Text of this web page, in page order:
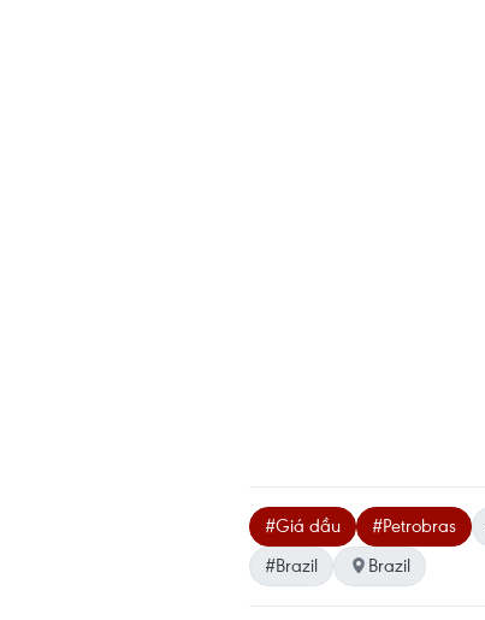
#Giá dầu #Petrobras
#Brazil
Brazil